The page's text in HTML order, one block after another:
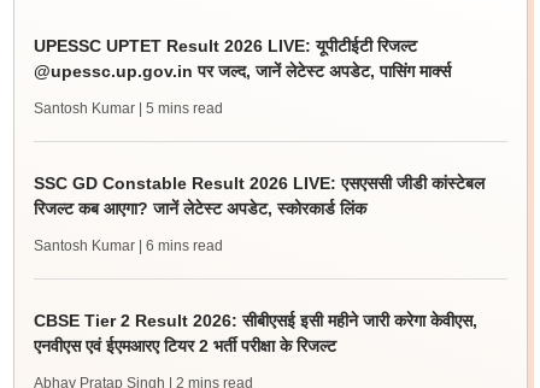
UPESSC UPTET Result 2026 LIVE: यूपीटीईटी रिजल्ट
@upessc.up.gov.in पर जल्द, जानें लेटेस्ट अपडेट, पासिंग मार्क्स
Santosh Kumar | 5 mins read
SSC GD Constable Result 2026 LIVE: एसएससी जीडी कांस्टेबल
रिजल्ट कब आएगा? जानें लेटेस्ट अपडेट, स्कोरकार्ड लिंक
Santosh Kumar | 6 mins read
CBSE Tier 2 Result 2026: सीबीएसई इसी महीने जारी करेगा केवीएस,
एनवीएस एवं ईएमआरए टियर 2 भर्ती परीक्षा के रिजल्ट
Abhay Pratap Singh | 2 mins read